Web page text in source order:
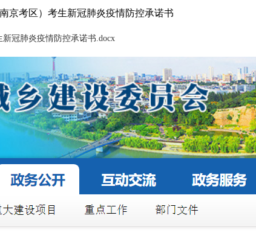
京考区）考生新冠肺炎疫情防控承诺书
冠肺炎疫情防控承诺书.docx